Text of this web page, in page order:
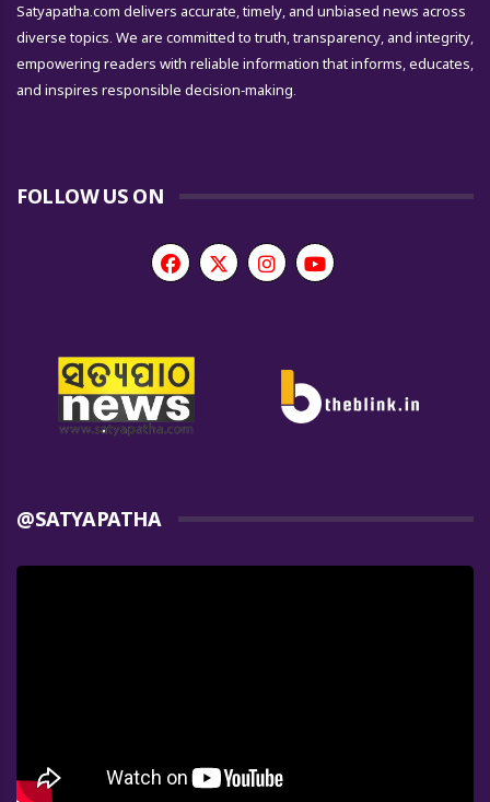
Satyapatha.com delivers accurate, timely, and unbiased news across
diverse topics. We are committed to truth, transparency, and integrity,
empowering readers with reliable information that informs, educates,
and inspires responsible decision-making.
FOLLOW US ON
@SATYAPATHA